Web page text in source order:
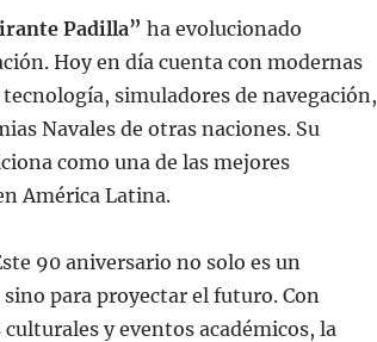
Padilla” ha evolucionado
Hoy en día cuenta con modernas
simuladores de navegación,
Navales de otras naciones. Su
como una de las mejores
América Latina.
90 aniversario no solo es un
para proyectar el futuro. Con
y eventos académicos, la